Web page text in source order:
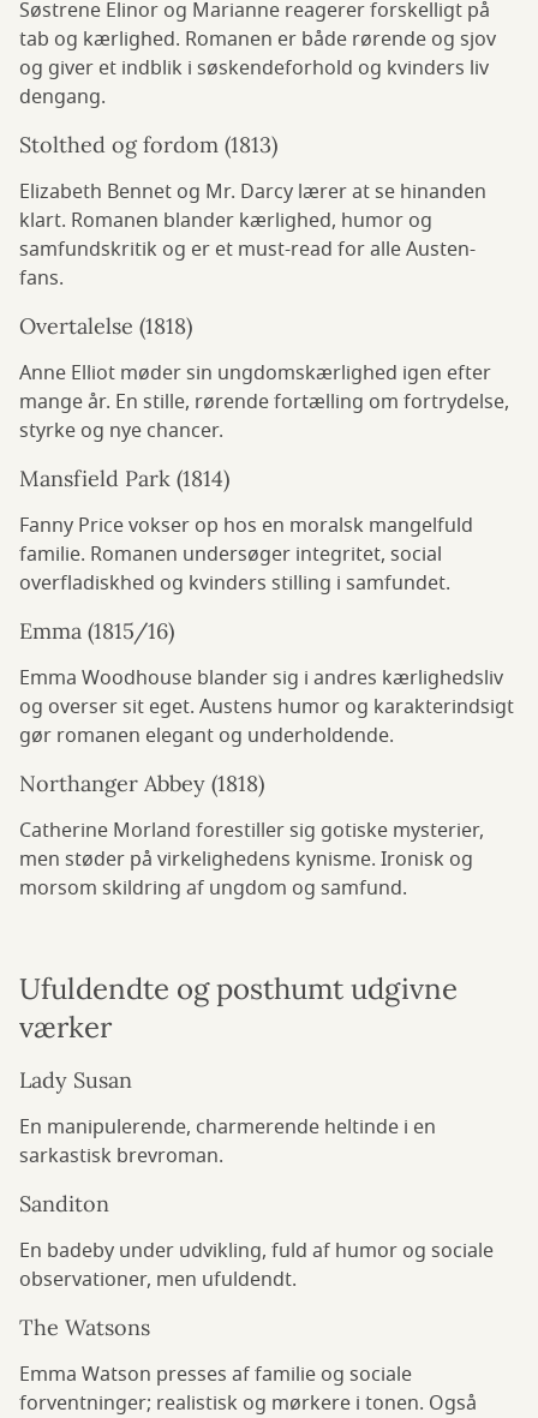
Søstrene Elinor og Marianne reagerer forskelligt på
tab og kærlighed. Romanen er både rørende og sjov
og giver et indblik i søskendeforhold og kvinders liv
dengang.
Stolthed og fordom (1813)
Elizabeth Bennet og Mr. Darcy lærer at se hinanden
klart. Romanen blander kærlighed, humor og
samfundskritik og er et must-read for alle Austen-
fans.
Overtalelse (1818)
Anne Elliot møder sin ungdomskærlighed igen efter
mange år. En stille, rørende fortælling om fortrydelse,
styrke og nye chancer.
Mansfield Park (1814)
Fanny Price vokser op hos en moralsk mangelfuld
familie. Romanen undersøger integritet, social
overfladiskhed og kvinders stilling i samfundet.
Emma (1815/16)
Emma Woodhouse blander sig i andres kærlighedsliv
og overser sit eget. Austens humor og karakterindsigt
gør romanen elegant og underholdende.
Northanger Abbey (1818)
Catherine Morland forestiller sig gotiske mysterier,
men støder på virkelighedens kynisme. Ironisk og
morsom skildring af ungdom og samfund.
Ufuldendte og posthumt udgivne
værker
Lady Susan
En manipulerende, charmerende heltinde i en
sarkastisk brevroman.
Sanditon
En badeby under udvikling, fuld af humor og sociale
observationer, men ufuldendt.
The Watsons
Emma Watson presses af familie og sociale
forventninger; realistisk og mørkere i tonen. Også